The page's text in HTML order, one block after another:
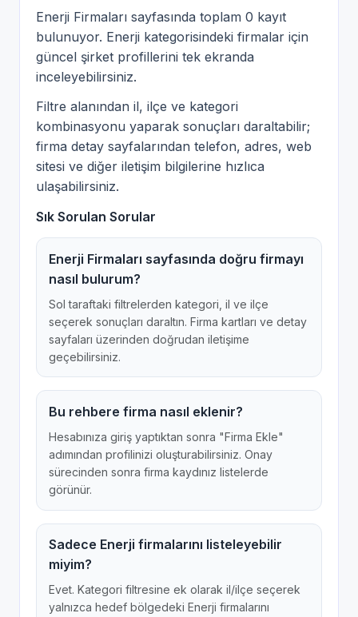
Enerji Firmaları sayfasında toplam 0 kayıt
bulunuyor. Enerji kategorisindeki firmalar için
güncel şirket profillerini tek ekranda
inceleyebilirsiniz.
Filtre alanından il, ilçe ve kategori
kombinasyonu yaparak sonuçları daraltabilir;
firma detay sayfalarından telefon, adres, web
sitesi ve diğer iletişim bilgilerine hızlıca
ulaşabilirsiniz.
Sık Sorulan Sorular
Enerji Firmaları sayfasında doğru firmayı
nasıl bulurum?
Sol taraftaki filtrelerden kategori, il ve ilçe
seçerek sonuçları daraltın. Firma kartları ve detay
sayfaları üzerinden doğrudan iletişime
geçebilirsiniz.
Bu rehbere firma nasıl eklenir?
Hesabınıza giriş yaptıktan sonra "Firma Ekle"
adımından profilinizi oluşturabilirsiniz. Onay
sürecinden sonra firma kaydınız listelerde
görünür.
Sadece Enerji firmalarını listeleyebilir
miyim?
Evet. Kategori filtresine ek olarak il/ilçe seçerek
yalnızca hedef bölgedeki Enerji firmalarını